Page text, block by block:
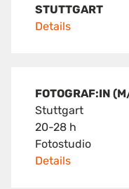
STUTTGART
Details
FOTOGRAF:IN
Stuttgart
20-28 h
Fotostudio
Details